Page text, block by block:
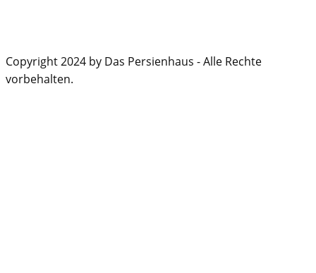
Copyright 2024 by Das Persienhaus - Alle Rechte
vorbehalten.